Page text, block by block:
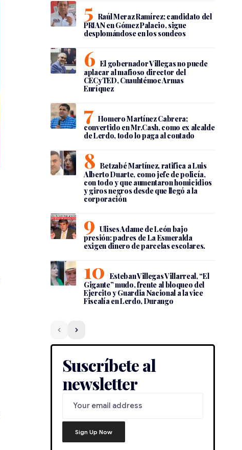
Raúl Meraz Ramírez; candidato del
PRIAN en Gómez Palacio, sigue
desplomándose en los sondeos
El gobernador Villegas no puede
aplacar al mafioso director del
CECyTED, Cuauhtémoc Armas
Enríquez
Homero Martínez Cabrera;
convertido en Mr.Cash, como ex alcalde
de Lerdo, todo lo paga al contado
Betzabé Martínez, ratifica a Luis
Alberto Duarte, como jefe de policía,
con todo y que aumentaron homicidios
y giros negros desde que llegó a la
corporación
Ulises Adame de León bajo
presión: padres de La Esmeralda
exigen dinero de parcelas escolares.
Esteban Villegas Villarreal, “El
Gigante” mudo, frente al bloqueo del
Ejercito y Guardia Nacional a la vice
Fiscalía en Lerdo, Durango
Suscríbete al
newsletter